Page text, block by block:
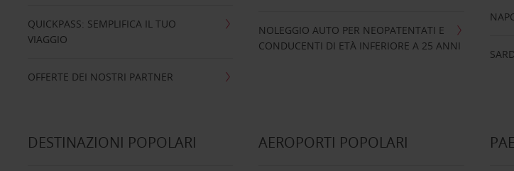
QUICKPASS: SEMPLIFICA IL TUO
VIAGGIO
OFFERTE DEI NOSTRI PARTNER
NOLEGGIO AUTO PER NEOPATENTATI E
CONDUCENTI DI ETÀ INFERIORE A 25 ANNI
DESTINAZIONI POPOLARI AEROPORTI POPOLARI